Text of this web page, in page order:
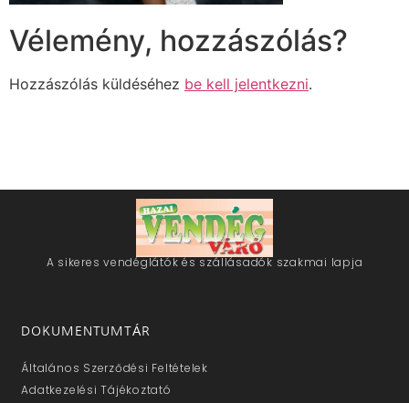
Vélemény, hozzászólás?
Hozzászólás küldéséhez be kell jelentkezni.
A sikeres vendéglátók és szállásadók szakmai lapja
DOKUMENTUMTÁR
Általános Szerződési Feltételek
Adatkezelési Tájékoztató